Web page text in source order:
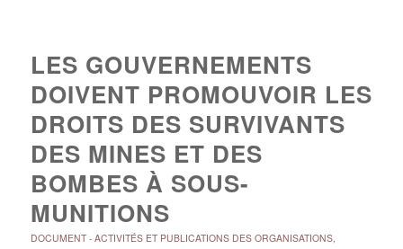
LES GOUVERNEMENTS
DOIVENT PROMOUVOIR LES
DROITS DES SURVIVANTS
DES MINES ET DES
BOMBES À SOUS-
MUNITIONS
DOCUMENT- ACTIVITÉS ET PUBLICATIONS DES ORGANISATIONS,